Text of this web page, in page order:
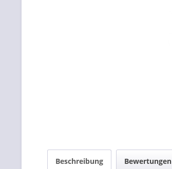
Beschreibung Bewertungen